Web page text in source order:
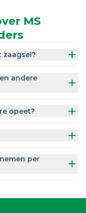
MS
zaagsel?
andere
opeet?
per